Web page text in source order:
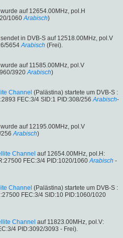
wurde auf 12654.00MHz, pol.H
1060 Arabisch)
sendet in DVB-S auf 12518.00MHz, pol.V
5654 Arabisch (Frei).
wurde auf 11585.00MHz, pol.V
3920 Arabisch)
Channel (Palästina) startete um DVB-S :
FEC:3/4 SID:1 PID:308/256 Arabisch-
wurde auf 12195.00MHz, pol.V
Arabisch)
Channel auf 12654.00MHz, pol.H:
FEC:3/4 PID:1020/1060 Arabisch -
Channel (Palästina) startete um DVB-S :
FEC:3/4 SID:10 PID:1060/1020
Channel auf 11823.00MHz, pol.V:
4 PID:3092/3093 - Frei).